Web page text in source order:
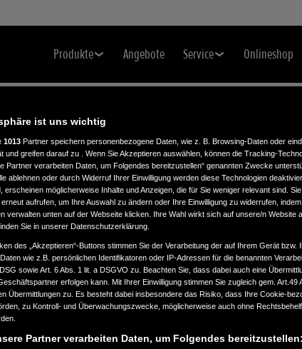
Produkte Angebote Service Onlineshop
ist uns wichtig
1013 Partner speichern personenbezogene Daten, wie z. B. Browsing-Daten oder
und greifen darauf zu . Wenn Sie Akzeptieren auswählen, können die Tracking-
Partner verarbeiten Daten, um Folgendes bereitzustellen“ genannten Zwecke
ablehnen oder durch Widerruf Ihrer Einwilligung werden diese Technologien
erscheinen möglicherweise Inhalte und Anzeigen, die für Sie weniger relevant sind.
aufrufen, um Ihre Auswahl zu ändern oder Ihre Einwilligung zu widerrufen,
verwalten unten auf der Webseite klicken. Ihre Wahl wirkt sich auf unsere/n Website
Sie in unserer Datenschutzerklärung.
des „Akzeptieren“-Buttons stimmen Sie der Verarbeitung der auf Ihrem Gerät bzw.
wie z.B. persönlichen Identifikatoren oder IP-Adressen für die benannten
sowie Art. 6 Abs. 1 lit. a DSGVO zu. Beachten Sie, dass dabei auch eine
erfolgen kann. Mit Ihrer Einwilligung stimmen Sie zugleich gem. Art.49
Übermittlungen zu. Es besteht dabei insbesondere das Risiko, dass Ihre Cookie-
zu Kontroll- und Überwachungszwecke, möglicherweise auch ohne
Partner verarbeiten Daten, um Folgendes bereitzustellen: